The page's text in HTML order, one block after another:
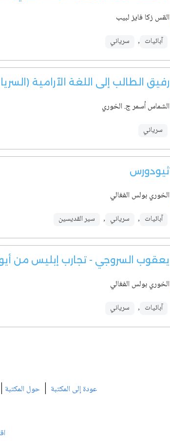
القس زكا فايز لبيب
آبائيات , سرياني
رفيق الطالب إلى اللغة الآرامية
الشماس أسمر ج. الخوري
سرياني
ثيودورس
الخوري بولس الفغالي
آبائيات , سرياني , سير القديسين
يعقوب السروجي - تجارب إبليس من
الخوري بولس الفغالي
آبائيات , سرياني
عودة إلى المكتبة | حول المكتبة |